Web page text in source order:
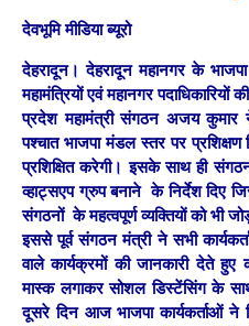
देवभूमि मीडिया ब्यूरो
देहरादून। देहरादून महानगर के भाजपा
महामंत्रियों एवं महानगर
प्रदेश महामंत्री संगठन अजय कुमार
पश्चात भाजपा मंडल स्तर पर प्रशिक्षण
प्रशिक्षित करेगी। इसके साथ ही
व्हाट्सएप ग्रुप बनाने के निर्देश दिए
संगठनों के महत्वपूर्ण व्यक्तियों को भी
इससे पूर्व संगठन मंत्री ने सभी
वाले कार्यक्रमों की जानकारी देते
मास्क लगाकर सोशल डिस्टेंसिंग के
दूसरे दिन आज भाजपा कार्यकर्ताओं ने